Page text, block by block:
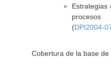
Estrategias
procesos
(DPI2004-
Cobertura de la base de